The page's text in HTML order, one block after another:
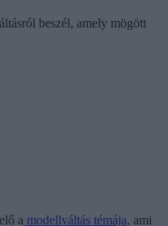
beszél, amely mögött
a modellváltás témája, ami